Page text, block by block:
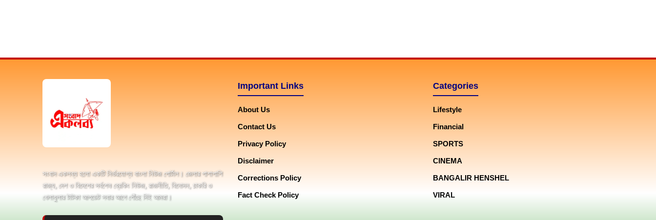
সংবাদ একলব্য হলো একটি নির্ভরযোগ্য বাংলা নিউজ পোর্টাল। জেলার পাশাপাশি
রাজ্য, দেশ ও বিদেশের সর্বশেষ ব্রেকিং নিউজ, রাজনীতি, বিনোদন, চাকরি ও
খেলাধুলার টাটকা আপডেট সবার আগে পৌঁছে দিই আমরা।
Important Links
About Us
Contact Us
Privacy Policy
Disclaimer
Corrections Policy
Fact Check Policy
Categories
Lifestyle
Financial
SPORTS
CINEMA
BANGALIR HENSHEL
VIRAL